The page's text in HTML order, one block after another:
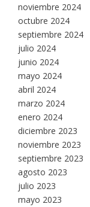
noviembre 2024
octubre 2024
septiembre 2024
julio 2024
junio 2024
mayo 2024
abril 2024
marzo 2024
enero 2024
diciembre 2023
noviembre 2023
septiembre 2023
agosto 2023
julio 2023
mayo 2023